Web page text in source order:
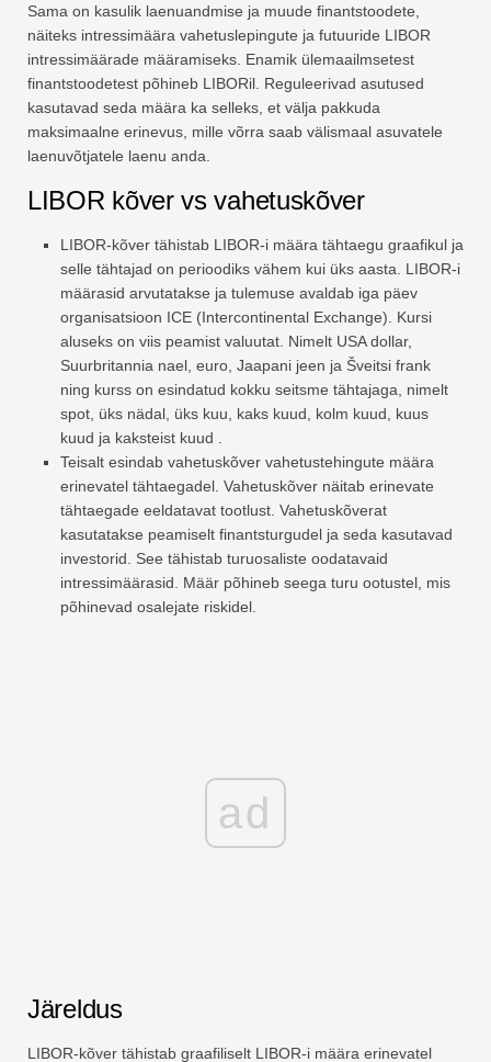
Sama on kasulik laenuandmise ja muude finantstoodete,
näiteks intressimäära vahetuslepingute ja futuuride LIBOR
intressimäärade määramiseks. Enamik ülemaailmsetest
finantstoodetest põhineb LIBORil. Reguleerivad asutused
kasutavad seda määra ka selleks, et välja pakkuda
maksimaalne erinevus, mille võrra saab välismaal asuvatele
laenuvõtjatele laenu anda.
LIBOR kõver vs vahetuskõver
LIBOR-kõver tähistab LIBOR-i määra tähtaegu graafikul ja
selle tähtajad on perioodiks vähem kui üks aasta. LIBOR-i
määrasid arvutatakse ja tulemuse avaldab iga päev
organisatsioon ICE (Intercontinental Exchange). Kursi
aluseks on viis peamist valuutat. Nimelt USA dollar,
Suurbritannia nael, euro, Jaapani jeen ja Šveitsi frank
ning kurss on esindatud kokku seitsme tähtajaga, nimelt
spot, üks nädal, üks kuu, kaks kuud, kolm kuud, kuus
kuud ja kaksteist kuud .
Teisalt esindab vahetuskõver vahetustehingute määra
erinevatel tähtaegadel. Vahetuskõver näitab erinevate
tähtaegade eeldatavat tootlust. Vahetuskõverat
kasutatakse peamiselt finantsturgudel ja seda kasutavad
investorid. See tähistab turuosaliste oodatavaid
intressimäärasid. Määr põhineb seega turu ootustel, mis
põhinevad osalejate riskidel.
ad
Järeldus
LIBOR-kõver tähistab graafiliselt LIBOR-i määra erinevatel